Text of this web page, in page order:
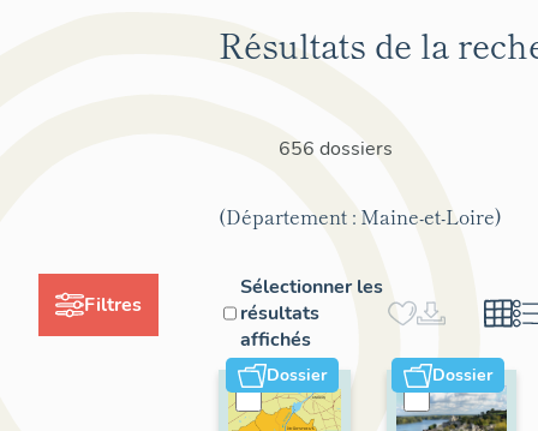
Filtres
Résultats de la
656 dossiers
(Département : Maine-et-Loire)
Sélectionner les
résultats
affichés
Dossier Dossier